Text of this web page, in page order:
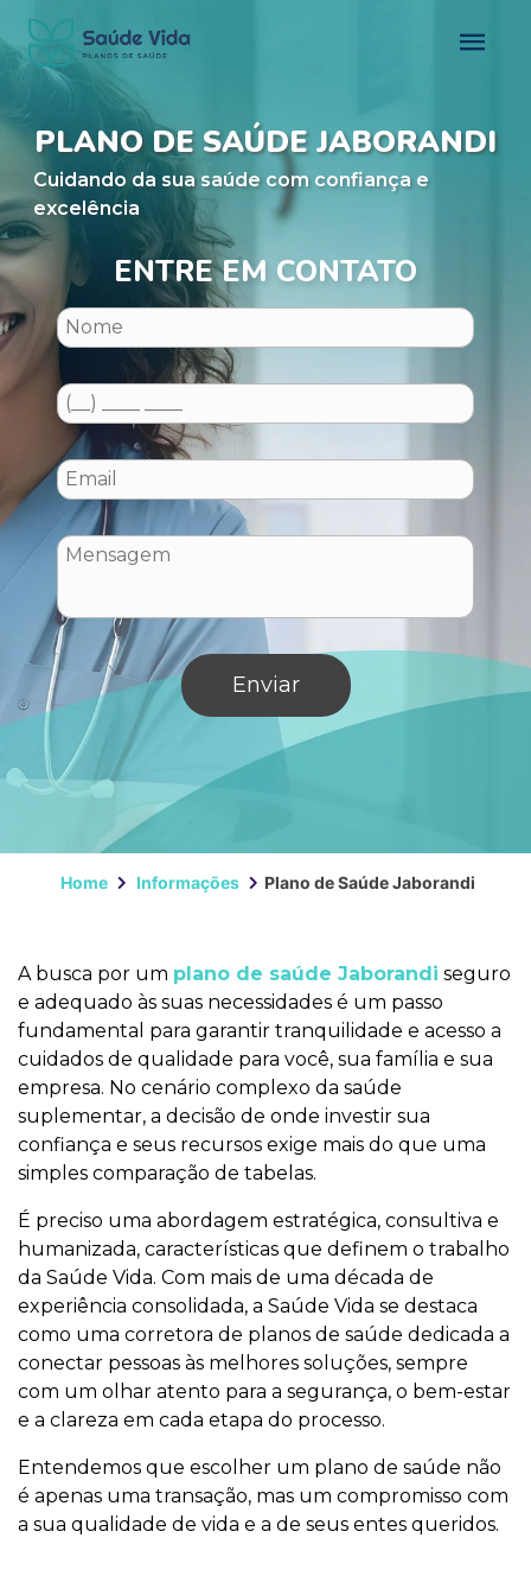
PLANO DE SAÚDE JABORANDI
Cuidando da sua saúde com confiança e
excelência
ENTRE EM CONTATO
Home Informações Plano de Saúde Jaborandi
A busca por um plano de saúde Jaborandi seguro
e adequado às suas necessidades é um passo
fundamental para garantir tranquilidade e acesso a
cuidados de qualidade para você, sua família e sua
empresa. No cenário complexo da saúde
suplementar, a decisão de onde investir sua
confiança e seus recursos exige mais do que uma
simples comparação de tabelas.
É preciso uma abordagem estratégica, consultiva e
humanizada, características que definem o trabalho
da Saúde Vida. Com mais de uma década de
experiência consolidada, a Saúde Vida se destaca
como uma corretora de planos de saúde dedicada a
conectar pessoas às melhores soluções, sempre
com um olhar atento para a segurança, o bem-estar
e a clareza em cada etapa do processo.
Entendemos que escolher um plano de saúde não
é apenas uma transação, mas um compromisso com
a sua qualidade de vida e a de seus entes queridos.